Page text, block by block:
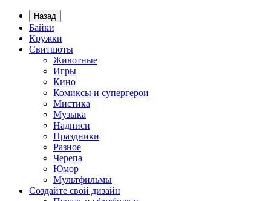
Назад
Байки
Кружки
Свитшоты
Животные
Игры
Кино
Комиксы и супергерои
Мистика
Музыка
Надписи
Праздники
Разное
Черепа
Юмор
Мультфильмы
Создайте свой дизайн